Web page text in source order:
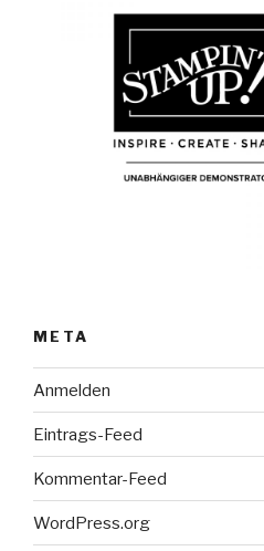
META
Anmelden
Eintrags-Feed
Kommentar-Feed
WordPress.org